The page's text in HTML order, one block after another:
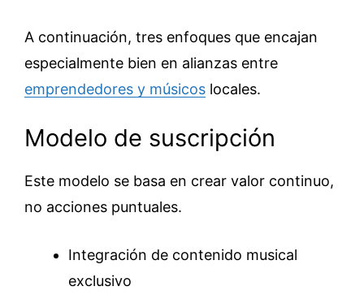
A continuación, tres enfoques que encajan
especialmente bien en alianzas entre
emprendedores y músicos locales.
Modelo de suscripción
Este modelo se basa en crear valor continuo,
no acciones puntuales.
Integración de contenido musical
exclusivo